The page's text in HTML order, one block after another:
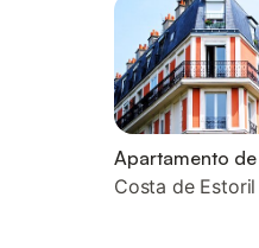
Apartamento
Costa de Estoril